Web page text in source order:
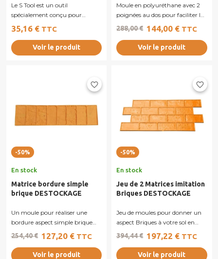
Le S Tool est un outil
spécialement conçu pour
parfaire les finitions des joints et
reliefs...
35,16 € TTC
Voir le produit
Moule en polyuréthane avec 2
poignées au dos pour faciliter la
pose. Plus qu'un jeu de deux...
144,00 € TTC
288,00 €
Voir le produit
-50%
favorite_border
En stock
Matrice bordure simple
brique DESTOCKAGE
Un moule pour réaliser une
bordure aspect simple brique
sur votre sol en béton imprimé.
Plus...
127,20 € TTC
254,40 €
Voir le produit
-50%
favorite_border
En stock
Jeu de 2 Matrices imitation
Briques DESTOCKAGE
Jeu de moules pour donner un
aspect Briques à votre sol en
béton imprimé. Plus qu'un jeu197,22 € TTC
394,44 €
Voir le produit